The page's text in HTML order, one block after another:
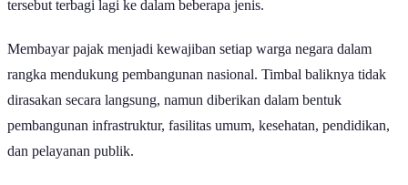
rangka mendukung pembangunan nasional. Timbal baliknya tidak
dirasakan secara langsung, namun diberikan dalam bentuk
pembangunan infrastruktur, fasilitas umum, kesehatan, pendidikan,
dan pelayanan publik.